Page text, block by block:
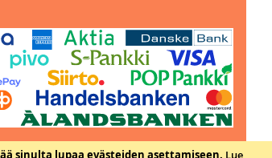
sinulta lupaa evästeiden asettamiseen. Lue